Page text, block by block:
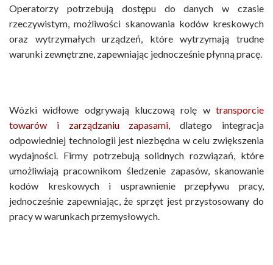
Operatorzy potrzebują dostępu do danych w czasie
rzeczywistym, możliwości skanowania kodów kreskowych
oraz wytrzymałych urządzeń, które wytrzymają trudne
warunki zewnętrzne, zapewniając jednocześnie płynną pracę.
Wózki widłowe odgrywają kluczową rolę w transporcie
towarów i zarządzaniu zapasami, dlatego integracja
odpowiedniej technologii jest niezbędna w celu zwiększenia
wydajności. Firmy potrzebują solidnych rozwiązań, które
umożliwiają pracownikom śledzenie zapasów, skanowanie
kodów kreskowych i usprawnienie przepływu pracy,
jednocześnie zapewniając, że sprzęt jest przystosowany do
pracy w warunkach przemysłowych.